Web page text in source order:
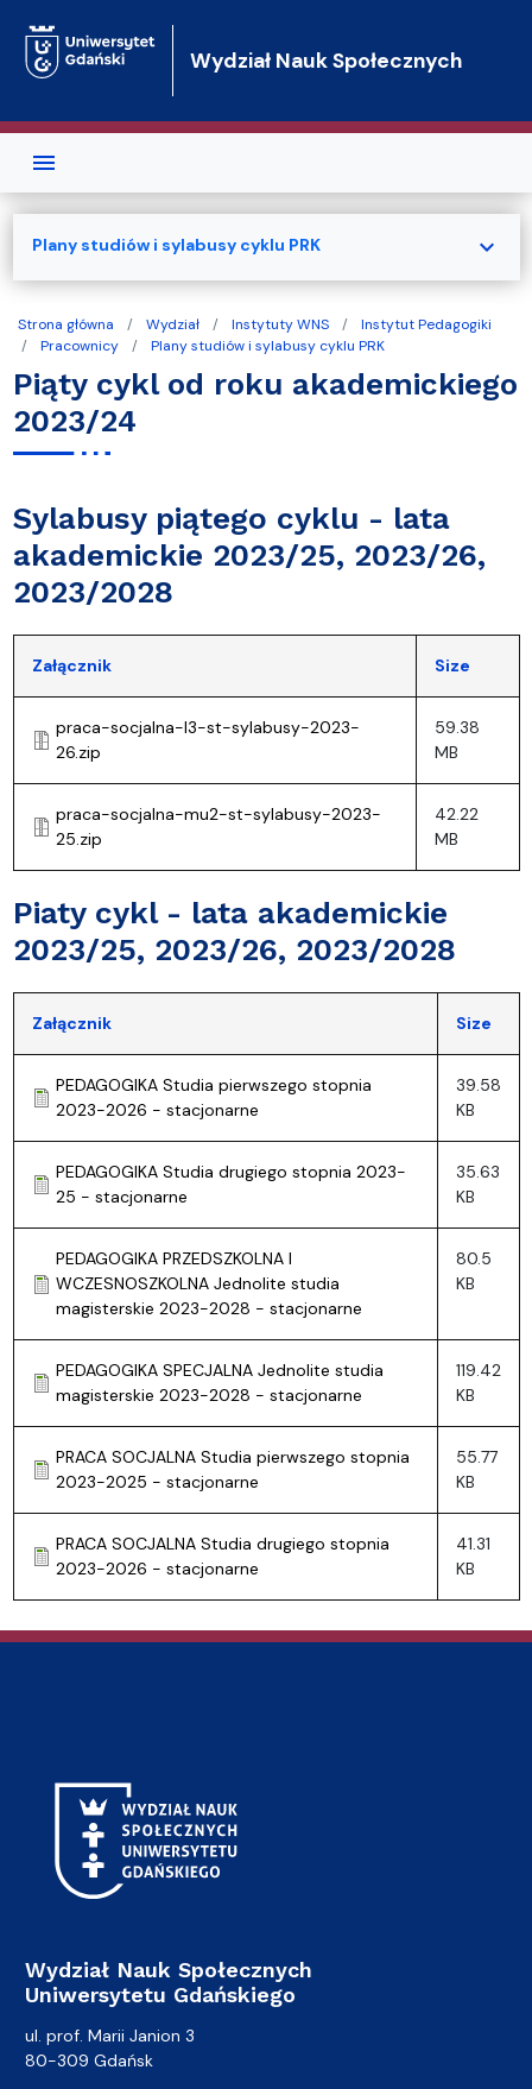
Wydział Nauk Społecznych
Strona główna Wydział Instytuty WNS
Instytut Pedagogiki
Pracownicy
Plany studiów i sylabusy cyklu PRK
Piąty cykl od roku akademickiego
2023/24
Sylabusy piątego cyklu - lata
akademickie 2023/25, 2023/26,
2023/2028
Załącznik Size
praca-socjalna-l3-st-sylabusy-2023-
26.zip
59.38
MB
praca-socjalna-mu2-st-sylabusy-2023-
25.zip
42.22
MB
Piaty cykl - lata akademickie
2023/25, 2023/26, 2023/2028
Załącznik Size
PEDAGOGIKA Studia pierwszego stopnia
2023-2026 - stacjonarne
39.58
KB
PEDAGOGIKA Studia drugiego stopnia 2023-
25 - stacjonarne
35.63
KB
PEDAGOGIKA PRZEDSZKOLNA I
WCZESNOSZKOLNA Jednolite studia
magisterskie 2023-2028 - stacjonarne
80.5
KB
PEDAGOGIKA SPECJALNA Jednolite studia
magisterskie 2023-2028 - stacjonarne
119.42
KB
PRACA SOCJALNA Studia pierwszego stopnia
2023-2025 - stacjonarne
55.77
KB
PRACA SOCJALNA Studia drugiego stopnia
2023-2026 - stacjonarne
41.31
KB
Plany studiów i sylabusy cyklu PRK expand_more
Wydział Nauk Społecznych
Uniwersytetu Gdańskiego
ul. prof. Marii Janion 3
80-309 Gdańsk